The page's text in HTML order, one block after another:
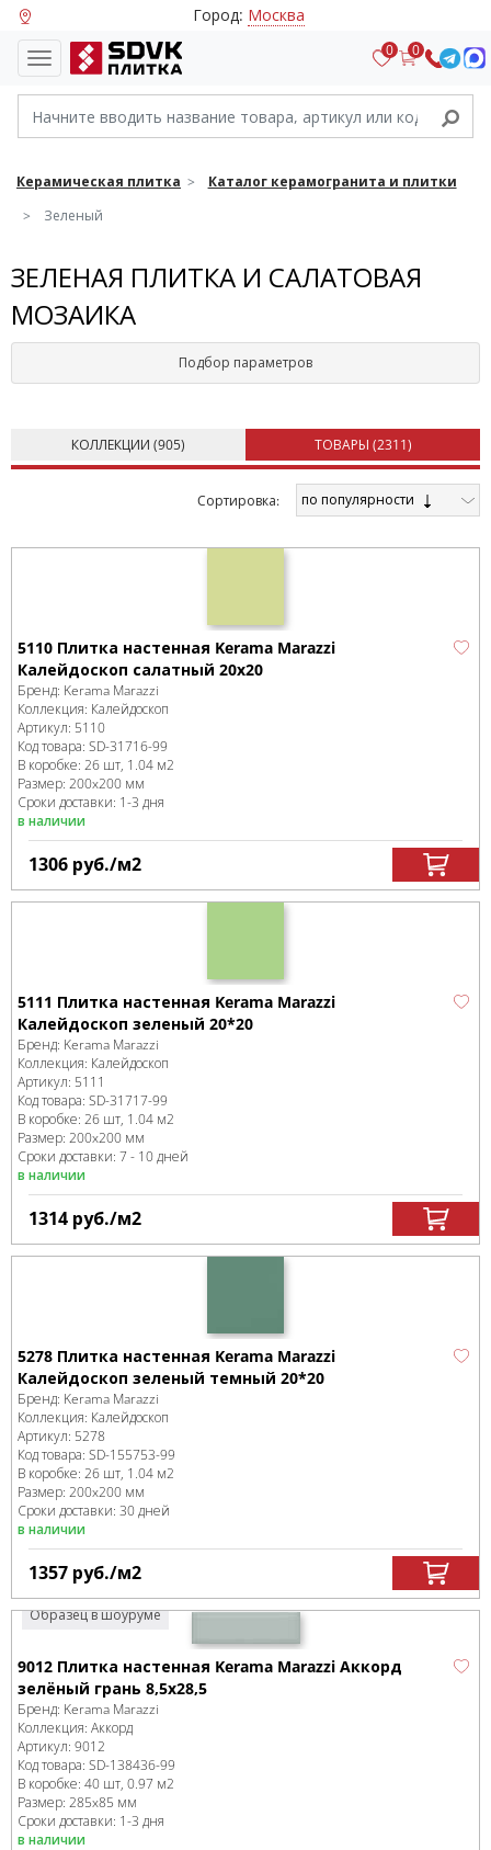
Город: Москва
0 0
Керамическая плитка
Каталог керамогранита и плитки
Зеленый
ЗЕЛЕНАЯ ПЛИТКА И САЛАТОВАЯ
МОЗАИКА
Подбор параметров
КОЛЛЕКЦИИ (905) ТОВАРЫ (2311)
Cортировка: по популярности
5110 Плитка настенная Kerama Marazzi
Калейдоскоп салатный 20х20
Бренд: Kerama Marazzi
Коллекция: Калейдоскоп
Артикул: 5110
Код товара: SD-31716-99
В коробке: 26 шт, 1.04 м2
Размер: 200x200 мм
Сроки доставки: 1-3 дня
в наличии
1306 руб./м2
5111 Плитка настенная Kerama Marazzi
Калейдоскоп зеленый 20*20
Бренд: Kerama Marazzi
Коллекция: Калейдоскоп
Артикул: 5111
Код товара: SD-31717-99
В коробке: 26 шт, 1.04 м2
Размер: 200x200 мм
Сроки доставки: 7 - 10 дней
в наличии
1314 руб./м2
5278 Плитка настенная Kerama Marazzi
Калейдоскоп зеленый темный 20*20
Бренд: Kerama Marazzi
Коллекция: Калейдоскоп
Артикул: 5278
Код товара: SD-155753-99
В коробке: 26 шт, 1.04 м2
Размер: 200x200 мм
Сроки доставки: 30 дней
в наличии
1357 руб./м2
Образец в шоуруме
9012 Плитка настенная Kerama Marazzi Аккорд
зелёный грань 8,5х28,5
Бренд: Kerama Marazzi
Коллекция: Аккорд
Артикул: 9012
Код товара: SD-138436-99
В коробке: 40 шт, 0.97 м2
Размер: 285x85 мм
Сроки доставки: 1-3 дня
в наличии